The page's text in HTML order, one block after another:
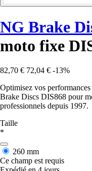
NG Brake
moto fixe
82,70 € 72,04 € -13%
Optimisez vos
Brake Discs DIS868 pour
professionnels depuis 1997.
Taille
*
260 mm
Ce champ est requis